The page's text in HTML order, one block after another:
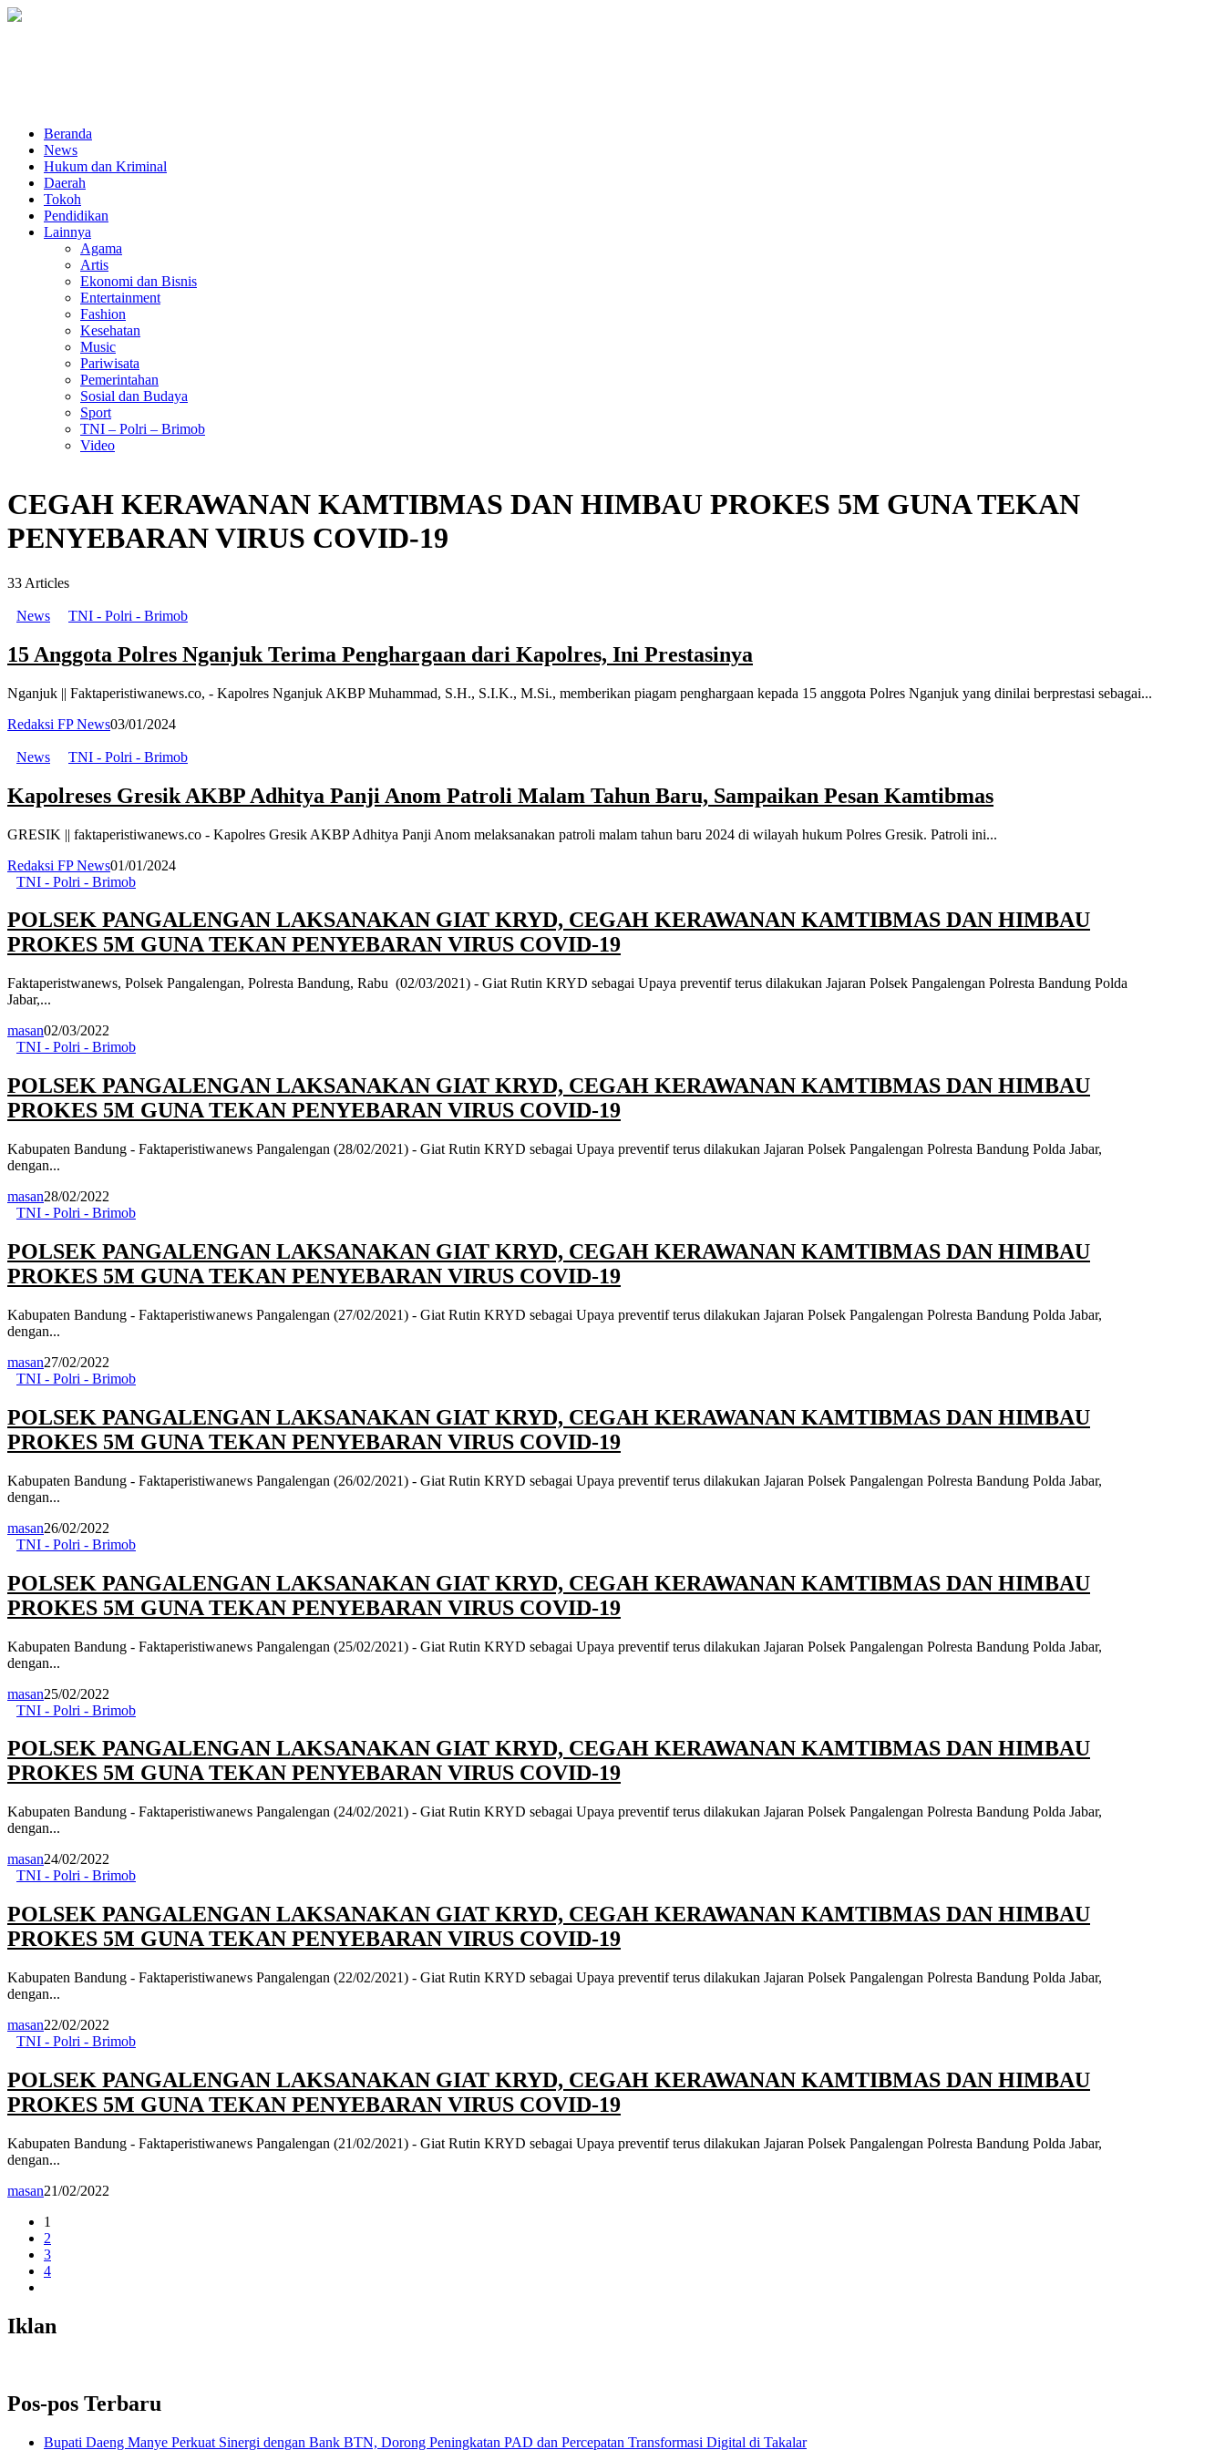
Beranda
News
Hukum dan Kriminal
Daerah
Tokoh
Pendidikan
Lainnya
Agama
Artis
Ekonomi dan Bisnis
Entertainment
Fashion
Kesehatan
Music
Pariwisata
Pemerintahan
Sosial dan Budaya
Sport
TNI – Polri – Brimob
Video
CEGAH KERAWANAN KAMTIBMAS DAN HIMBAU PROKES 5M GUNA TEKAN
PENYEBARAN VIRUS COVID-19
33 Articles
News TNI - Polri - Brimob
15 Anggota Polres Nganjuk Terima Penghargaan dari Kapolres, Ini Prestasinya
Nganjuk || Faktaperistiwanews.co, - Kapolres Nganjuk AKBP Muhammad, S.H., S.I.K., M.Si., memberikan piagam penghargaan kepada 15 anggota Polres Nganjuk yang dinilai berprestasi sebagai...
Redaksi FP News03/01/2024
News TNI - Polri - Brimob
Kapolreses Gresik AKBP Adhitya Panji Anom Patroli Malam Tahun Baru, Sampaikan Pesan Kamtibmas
GRESIK || faktaperistiwanews.co - Kapolres Gresik AKBP Adhitya Panji Anom melaksanakan patroli malam tahun baru 2024 di wilayah hukum Polres Gresik. Patroli ini...
Redaksi FP News01/01/2024
TNI - Polri - Brimob
POLSEK PANGALENGAN LAKSANAKAN GIAT KRYD, CEGAH KERAWANAN KAMTIBMAS DAN HIMBAU
PROKES 5M GUNA TEKAN PENYEBARAN VIRUS COVID-19
Faktaperistwanews, Polsek Pangalengan, Polresta Bandung, Rabu (02/03/2021) - Giat Rutin KRYD sebagai Upaya preventif terus dilakukan Jajaran Polsek Pangalengan Polresta Bandung Polda
Jabar,...
masan02/03/2022
TNI - Polri - Brimob
POLSEK PANGALENGAN LAKSANAKAN GIAT KRYD, CEGAH KERAWANAN KAMTIBMAS DAN HIMBAU
PROKES 5M GUNA TEKAN PENYEBARAN VIRUS COVID-19
Kabupaten Bandung - Faktaperistiwanews Pangalengan (28/02/2021) - Giat Rutin KRYD sebagai Upaya preventif terus dilakukan Jajaran Polsek Pangalengan Polresta Bandung Polda Jabar,
dengan...
masan28/02/2022
TNI - Polri - Brimob
POLSEK PANGALENGAN LAKSANAKAN GIAT KRYD, CEGAH KERAWANAN KAMTIBMAS DAN HIMBAU
PROKES 5M GUNA TEKAN PENYEBARAN VIRUS COVID-19
Kabupaten Bandung - Faktaperistiwanews Pangalengan (27/02/2021) - Giat Rutin KRYD sebagai Upaya preventif terus dilakukan Jajaran Polsek Pangalengan Polresta Bandung Polda Jabar,
dengan...
masan27/02/2022
TNI - Polri - Brimob
POLSEK PANGALENGAN LAKSANAKAN GIAT KRYD, CEGAH KERAWANAN KAMTIBMAS DAN HIMBAU
PROKES 5M GUNA TEKAN PENYEBARAN VIRUS COVID-19
Kabupaten Bandung - Faktaperistiwanews Pangalengan (26/02/2021) - Giat Rutin KRYD sebagai Upaya preventif terus dilakukan Jajaran Polsek Pangalengan Polresta Bandung Polda Jabar,
dengan...
masan26/02/2022
TNI - Polri - Brimob
POLSEK PANGALENGAN LAKSANAKAN GIAT KRYD, CEGAH KERAWANAN KAMTIBMAS DAN HIMBAU
PROKES 5M GUNA TEKAN PENYEBARAN VIRUS COVID-19
Kabupaten Bandung - Faktaperistiwanews Pangalengan (25/02/2021) - Giat Rutin KRYD sebagai Upaya preventif terus dilakukan Jajaran Polsek Pangalengan Polresta Bandung Polda Jabar,
dengan...
masan25/02/2022
TNI - Polri - Brimob
POLSEK PANGALENGAN LAKSANAKAN GIAT KRYD, CEGAH KERAWANAN KAMTIBMAS DAN HIMBAU
PROKES 5M GUNA TEKAN PENYEBARAN VIRUS COVID-19
Kabupaten Bandung - Faktaperistiwanews Pangalengan (24/02/2021) - Giat Rutin KRYD sebagai Upaya preventif terus dilakukan Jajaran Polsek Pangalengan Polresta Bandung Polda Jabar,
dengan...
masan24/02/2022
TNI - Polri - Brimob
POLSEK PANGALENGAN LAKSANAKAN GIAT KRYD, CEGAH KERAWANAN KAMTIBMAS DAN HIMBAU
PROKES 5M GUNA TEKAN PENYEBARAN VIRUS COVID-19
Kabupaten Bandung - Faktaperistiwanews Pangalengan (22/02/2021) - Giat Rutin KRYD sebagai Upaya preventif terus dilakukan Jajaran Polsek Pangalengan Polresta Bandung Polda Jabar,
dengan...
masan22/02/2022
TNI - Polri - Brimob
POLSEK PANGALENGAN LAKSANAKAN GIAT KRYD, CEGAH KERAWANAN KAMTIBMAS DAN HIMBAU
PROKES 5M GUNA TEKAN PENYEBARAN VIRUS COVID-19
Kabupaten Bandung - Faktaperistiwanews Pangalengan (21/02/2021) - Giat Rutin KRYD sebagai Upaya preventif terus dilakukan Jajaran Polsek Pangalengan Polresta Bandung Polda Jabar,
dengan...
masan21/02/2022
1
2
3
4
Iklan
Pos-pos Terbaru
Bupati Daeng Manye Perkuat Sinergi dengan Bank BTN, Dorong Peningkatan PAD dan Percepatan Transformasi Digital di Takalar